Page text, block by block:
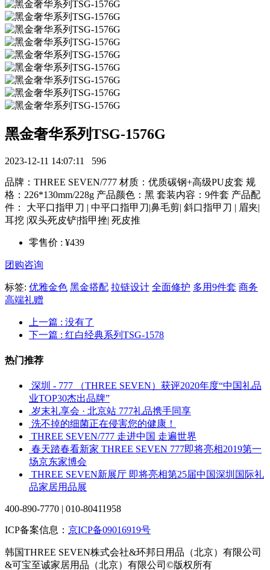
黑金奢华系列TSG-1576G
2023-12-11 14:07:11 596
品牌：THREE SEVEN/777 材质：优质碳钢+高级PU皮套 规
格：226*130mm/228g 产品颜色：黑 套装内容：9件套 产品配
件： 大平口指甲刀 | 中平口指甲刀|鼻毛剪| 斜口指甲刀 | 眉夹|
耳挖 |双头死皮铲|指甲挫| 死皮推
零售价 : ¥439
团购咨询
标签: 优雅金色 黑金搭配 拉链设计 全面修护 多用9件套 商务
高端礼赠
上一篇 : 没有了
下一篇 : 红白经典系列TSG-1578
热门推荐
深圳 - 777 （THREE SEVEN）获评2020年度“中国礼品
业TOP30杰出品牌”
岁末礼享会 · 北京站 777礼品携手同享
洗不掉的细菌正在侵害您的健康！
THREE SEVEN/777 走进中国 走遍世界
春天踏春看新家 THREE SEVEN 777即将亮相2019第一
场京东家博会
THREE SEVEN新展厅 即将亮相第25届中国深圳国际礼
品家居用品展
400-890-7770 | 010-80411958
ICP备案信息： 京ICP备09016919号
韩国THREE SEVEN株式会社&环邦日用品（北京）有限公司
&可宝至诚家居用品（北京）有限公司©版权所有